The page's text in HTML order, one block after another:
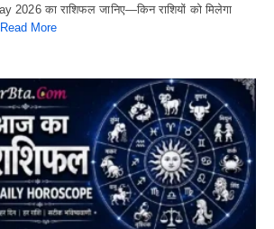
2026 का राशिफल जानिए—किन राशियों को मिलेगा
Read More